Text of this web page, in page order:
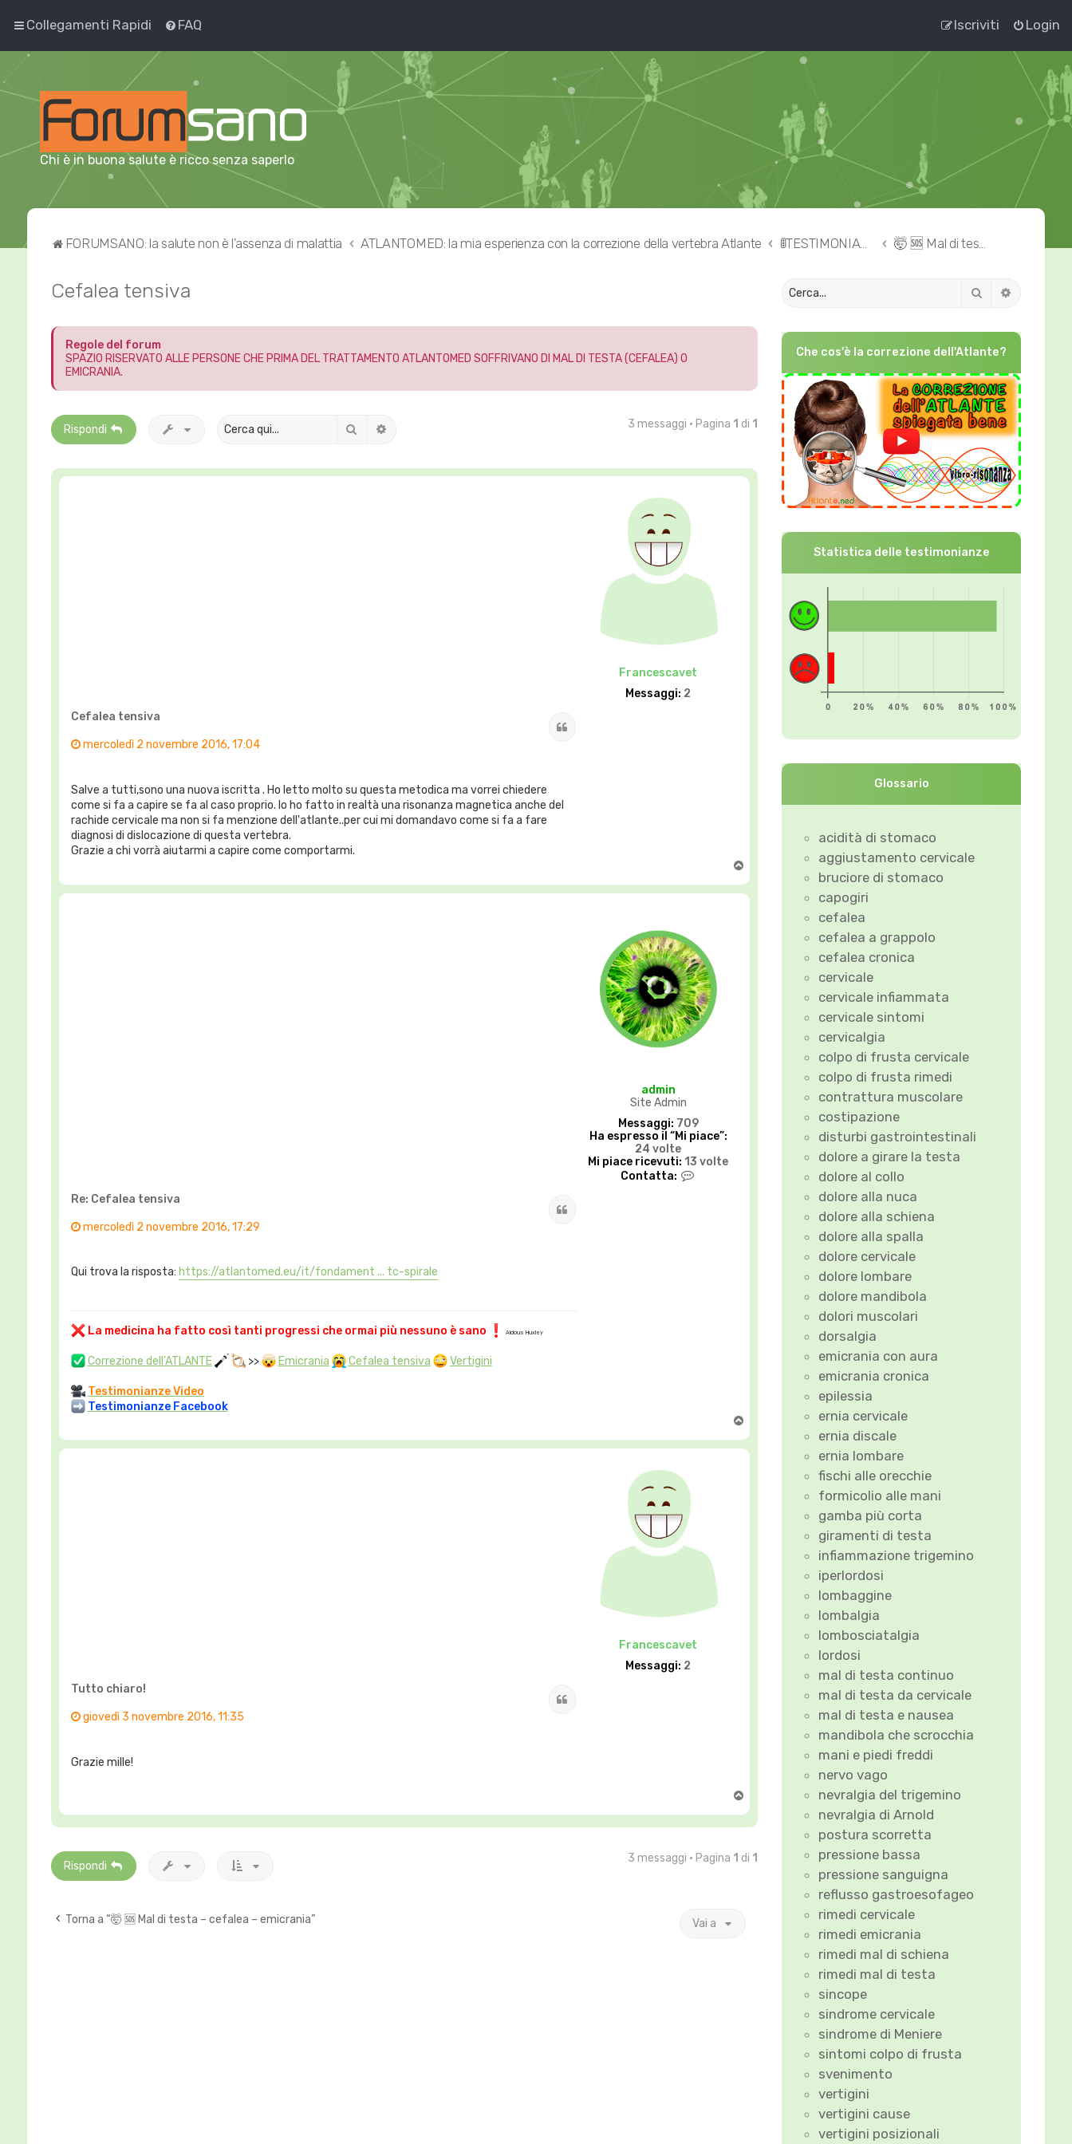
Collegamenti Rapidi FAQ Login
Iscriviti
Chi è in buona salute è ricco senza saperlo
FORUMSANO: la salute non è l'assenza di malattia ATLANTOMED: la mia esperienza con la correzione della vertebra Atlante 🚦TESTIMONIANZE 👉🏻 correzione dell'Atlante 🤯 🆘 Mal di testa – cefalea – emicrania
Cefalea tensiva
Regole del forum
SPAZIO RISERVATO ALLE PERSONE CHE PRIMA DEL TRATTAMENTO ATLANTOMED SOFFRIVANO DI MAL DI TESTA (CEFALEA) O
EMICRANIA.
Rispondi Cerca 3 messaggi • Pagina 1 di 1
Francescavet
Messaggi: 2
Cefalea tensiva
mercoledì 2 novembre 2016, 17:04
Salve a tutti,sono una nuova iscritta . Ho letto molto su questa metodica ma vorrei chiedere
come si fa a capire se fa al caso proprio. Io ho fatto in realtà una risonanza magnetica anche del
rachide cervicale ma non si fa menzione dell'atlante..per cui mi domandavo come si fa a fare
diagnosi di dislocazione di questa vertebra.
Grazie a chi vorrà aiutarmi a capire come comportarmi.
o
p
admin
Site Admin
Messaggi: 709
Ha espresso il “Mi piace”:
24 volte
Mi piace ricevuti: 13 volte
Contatta:
Re: Cefalea tensiva
mercoledì 2 novembre 2016, 17:29
Qui trova la risposta: https://atlantomed.eu/it/fondament ... tc-spirale
La medicina ha fatto così tanti progressi che ormai più nessuno è sano Aldous Huxley
Correzione dell'ATLANTE >> Emicrania Cefalea tensiva Vertigini
Testimonianze Video
Testimonianze Facebook
o
p
Francescavet
Messaggi: 2
Tutto chiaro!
giovedì 3 novembre 2016, 11:35
Grazie mille!
o
Rispondi
3 messaggi • Pagina 1 di 1
Torna a “🤯 🆘 Mal di testa – cefalea – emicrania” Vai a
Cerca
Che cos'è la correzione dell'Atlante?
Statistica delle testimonianze
Glossario
acidità di stomaco
aggiustamento cervicale
bruciore di stomaco
capogiri
cefalea
cefalea a grappolo
cefalea cronica
cervicale
cervicale infiammata
cervicale sintomi
cervicalgia
colpo di frusta cervicale
colpo di frusta rimedi
contrattura muscolare
costipazione
disturbi gastrointestinali
dolore a girare la testa
dolore al collo
dolore alla nuca
dolore alla schiena
dolore alla spalla
dolore cervicale
dolore lombare
dolore mandibola
dolori muscolari
dorsalgia
emicrania con aura
emicrania cronica
epilessia
ernia cervicale
ernia discale
ernia lombare
fischi alle orecchie
formicolio alle mani
gamba più corta
giramenti di testa
infiammazione trigemino
iperlordosi
lombaggine
lombalgia
lombosciatalgia
lordosi
mal di testa continuo
mal di testa da cervicale
mal di testa e nausea
mandibola che scrocchia
mani e piedi freddi
nervo vago
nevralgia del trigemino
nevralgia di Arnold
postura scorretta
pressione bassa
pressione sanguigna
reflusso gastroesofageo
rimedi cervicale
rimedi emicrania
rimedi mal di schiena
rimedi mal di testa
sincope
sindrome cervicale
sindrome di Meniere
sintomi colpo di frusta
svenimento
vertigini
vertigini cause
vertigini posizionali